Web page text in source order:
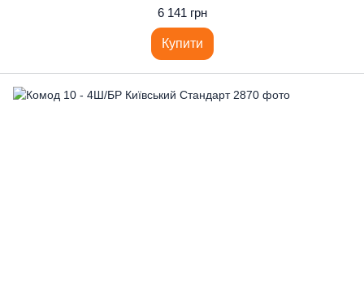
6 141 грн
Купити